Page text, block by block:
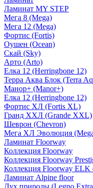
Ламинат MY STEP
Мега 8 (Mega)
Мега 12 (Mega)
Фортис (Fortis)
Оушен (Ocean)
Скай (Sky)
Арто (Arto)
Елка 12 (Herringbone 12)
Терра Аква Блок (Terra
Манор+ (Manor+)
Елка 12 (Herringbone 12)
Фортис ХЛ (Fortis XL)
Гранд ХХЛ (Grande XXL)
Шеврон (Chevron)
Мега ХЛ Эволюция
Ламинат Floorway
Коллекция Floorway
Коллекция Floorway
Коллекция Floorway ELK
Ламинат Alpine floor
Дух природы (Legno